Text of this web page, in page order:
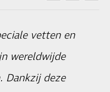
vetten en
wereldwijde
Dankzij deze